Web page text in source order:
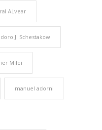
ALvear
J. Schestakow
Milei
manuel adorni